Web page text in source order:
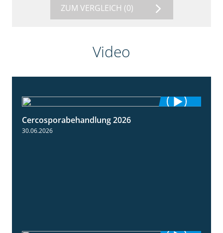
ZUM VERGLEICH (0)
Video
Cercosporabehandlung 2026
30.06.2026